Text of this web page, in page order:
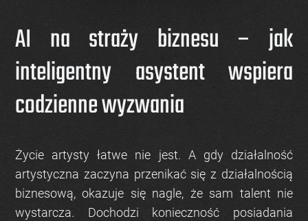
AI na straży biznesu – jak
inteligentny asystent wspiera
codzienne wyzwania
Życie artysty łatwe nie jest. A gdy działalność
artystyczna zaczyna przenikać się z działalnością
biznesową, okazuje się nagle, że sam talent nie
wystarcza. Dochodzi konieczność posiadania